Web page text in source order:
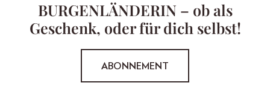
BURGENLÄNDERIN – ob als
Geschenk, oder für dich selbst!
ABONNEMENT